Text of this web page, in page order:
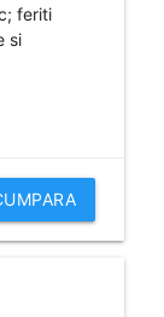
feriti
si